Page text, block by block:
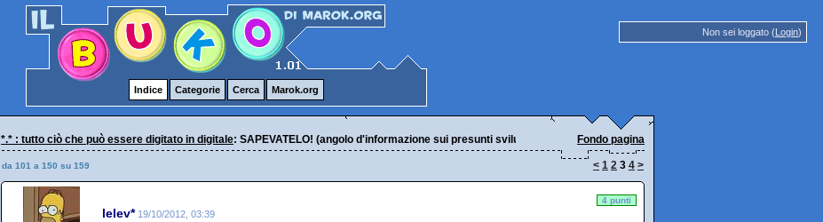
Non sei loggato (Login)
Indice Categorie Cerca Marok.org
*.* : tutto ciò che può essere digitato in digitale: SAPEVATELO! (angolo d'informazione sui presunti sviluppi digitali) Fondo pagina
da 101 a 150 su 159 < 1 2 3 4 >
lelev* 19/10/2012, 03:39
4 punti